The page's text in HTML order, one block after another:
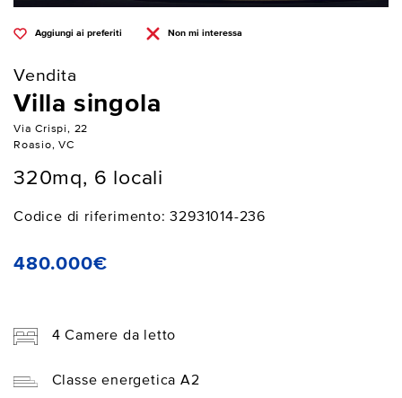
Aggiungi ai preferiti Non mi interessa
Vendita
Villa singola
Via Crispi, 22
Roasio, VC
320mq, 6 locali
Codice di riferimento: 32931014-236
480.000€
4 Camere da letto
Classe energetica A2